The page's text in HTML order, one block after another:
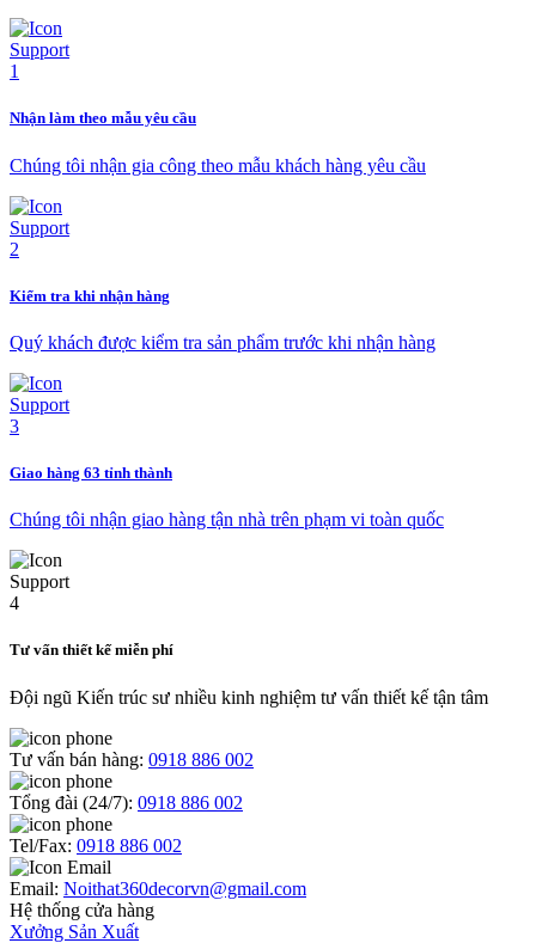
Nhận làm theo mẫu yêu cầu
Chúng tôi nhận gia công theo mẫu khách hàng yêu cầu
Kiểm tra khi nhận hàng
Quý khách được kiểm tra sản phẩm trước khi nhận hàng
Giao hàng 63 tỉnh thành
Chúng tôi nhận giao hàng tận nhà trên phạm vi toàn quốc
Tư vấn thiết kế miễn phí
Đội ngũ Kiến trúc sư nhiều kinh nghiệm tư vấn thiết kế tận tâm
Tư vấn bán hàng: 0918 886 002
Tổng đài (24/7): 0918 886 002
Tel/Fax: 0918 886 002
Email: Noithat360decorvn@gmail.com
Hệ thống cửa hàng
Xưởng Sản Xuất